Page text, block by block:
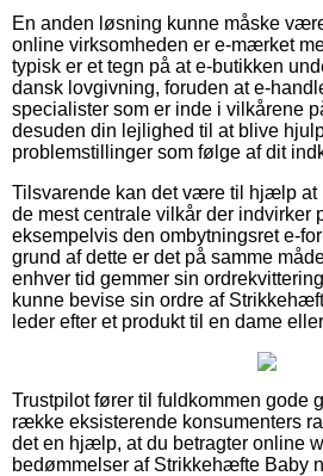
En anden løsning kunne måske
online virksomheden er e-mærket
typisk er et tegn på at e-butikken
dansk lovgivning, foruden at e-
specialister som er inde i vilkårene
desuden din lejlighed til at blive
problemstillinger som følge af dit
Tilsvarende kan det være til hjælp at
de mest centrale vilkår der indvirker
eksempelvis den ombytningsret e-
grund af dette er det på samme
enhver tid gemmer sin
kunne bevise sin ordre af
leder efter et produkt til en dame
Trustpilot fører til fuldkommen gode
række eksisterende konsumenters
det en hjælp, at du betragter online
bedømmelser af Strikkehæfte Baby